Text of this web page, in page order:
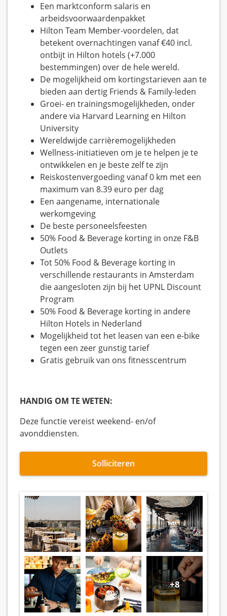
Een marktconform salaris en
arbeidsvoorwaardenpakket
Hilton Team Member-voordelen, dat
betekent overnachtingen vanaf €40 incl.
ontbijt in Hilton hotels (+7.000
bestemmingen) over de hele wereld.
De mogelijkheid om kortingstarieven aan te
bieden aan dertig Friends & Family-leden
Groei- en trainingsmogelijkheden, onder
andere via Harvard Learning en Hilton
University
Wereldwijde carrièremogelijkheden
Wellness-initiatieven om je te helpen je te
ontwikkelen en je beste zelf te zijn
Reiskostenvergoeding vanaf 0 km met een
maximum van 8.39 euro per dag
Een aangename, internationale
werkomgeving
De beste personeelsfeesten
50% Food & Beverage korting in onze F&B
Outlets
Tot 50% Food & Beverage korting in
verschillende restaurants in Amsterdam
die aangesloten zijn bij het UPNL Discount
Program
50% Food & Beverage korting in andere
Hilton Hotels in Nederland
Mogelijkheid tot het leasen van een e-bike
tegen een zeer gunstig tarief
Gratis gebruik van ons fitnesscentrum
HANDIG OM TE WETEN:
Deze functie vereist weekend- en/of
avonddiensten.
Solliciteren
+8